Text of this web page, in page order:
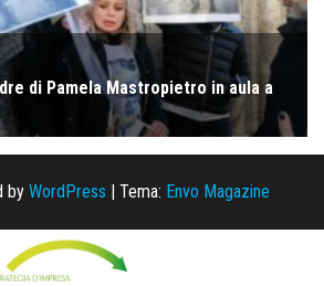
by WordPress | Tema: Envo Magazine